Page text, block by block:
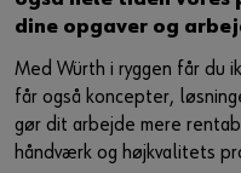
Guide til
Har du lyst til at være
dine opgaver og
Med Würth i ryggen får du
får også koncepter,
gør dit arbejde mere
håndværk og højkvalitets